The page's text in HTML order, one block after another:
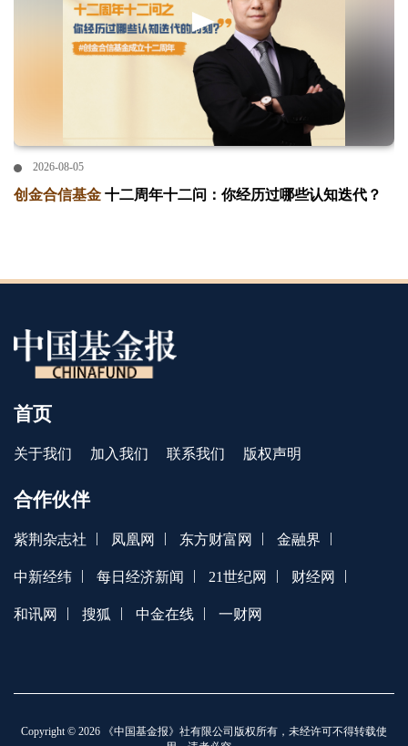
2026-08-05
创金合信基金 十二周年十二问：你经历过哪些认知迭代？
首页
关于我们 加入我们 联系我们 版权声明
合作伙伴
紫荆杂志社 | 凤凰网 | 东方财富网 | 金融界 |
中新经纬 | 每日经济新闻 | 21世纪网 | 财经网 |
和讯网 | 搜狐 | 中金在线 | 一财网
Copyright © 2026 《中国基金报》社有限公司版权所有，未经许可不得转载使